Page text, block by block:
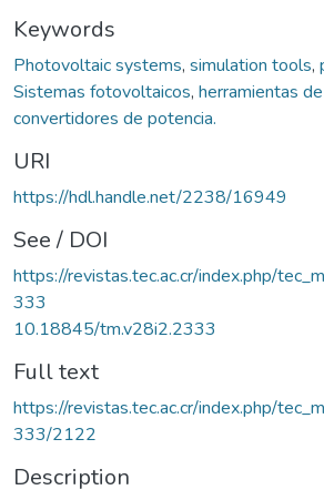
Keywords
Photovoltaic systems, simulation tools,
Sistemas fotovoltaicos, herramientas
convertidores de potencia.
URI
https://hdl.handle.net/2238/16949
See / DOI
https://revistas.tec.ac.cr/index.php/
333
10.18845/tm.v28i2.2333
Full text
https://revistas.tec.ac.cr/index.php/
333/2122
Description